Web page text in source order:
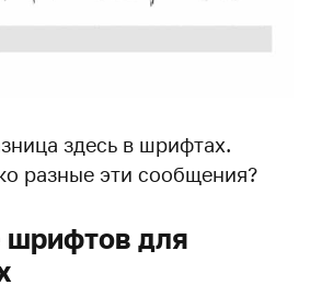
здесь в шрифтах.
разные эти сообщения?
шрифтов для